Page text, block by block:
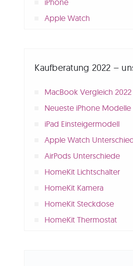
Apple Watch
Kaufberatung 2022 –
MacBook Vergleich 2022
Neueste iPhone
iPad Einsteigermodell
Apple Watch
AirPods Unterschiede
HomeKit Lichtschalter
HomeKit Kamera
HomeKit Steckdose
HomeKit Thermostat